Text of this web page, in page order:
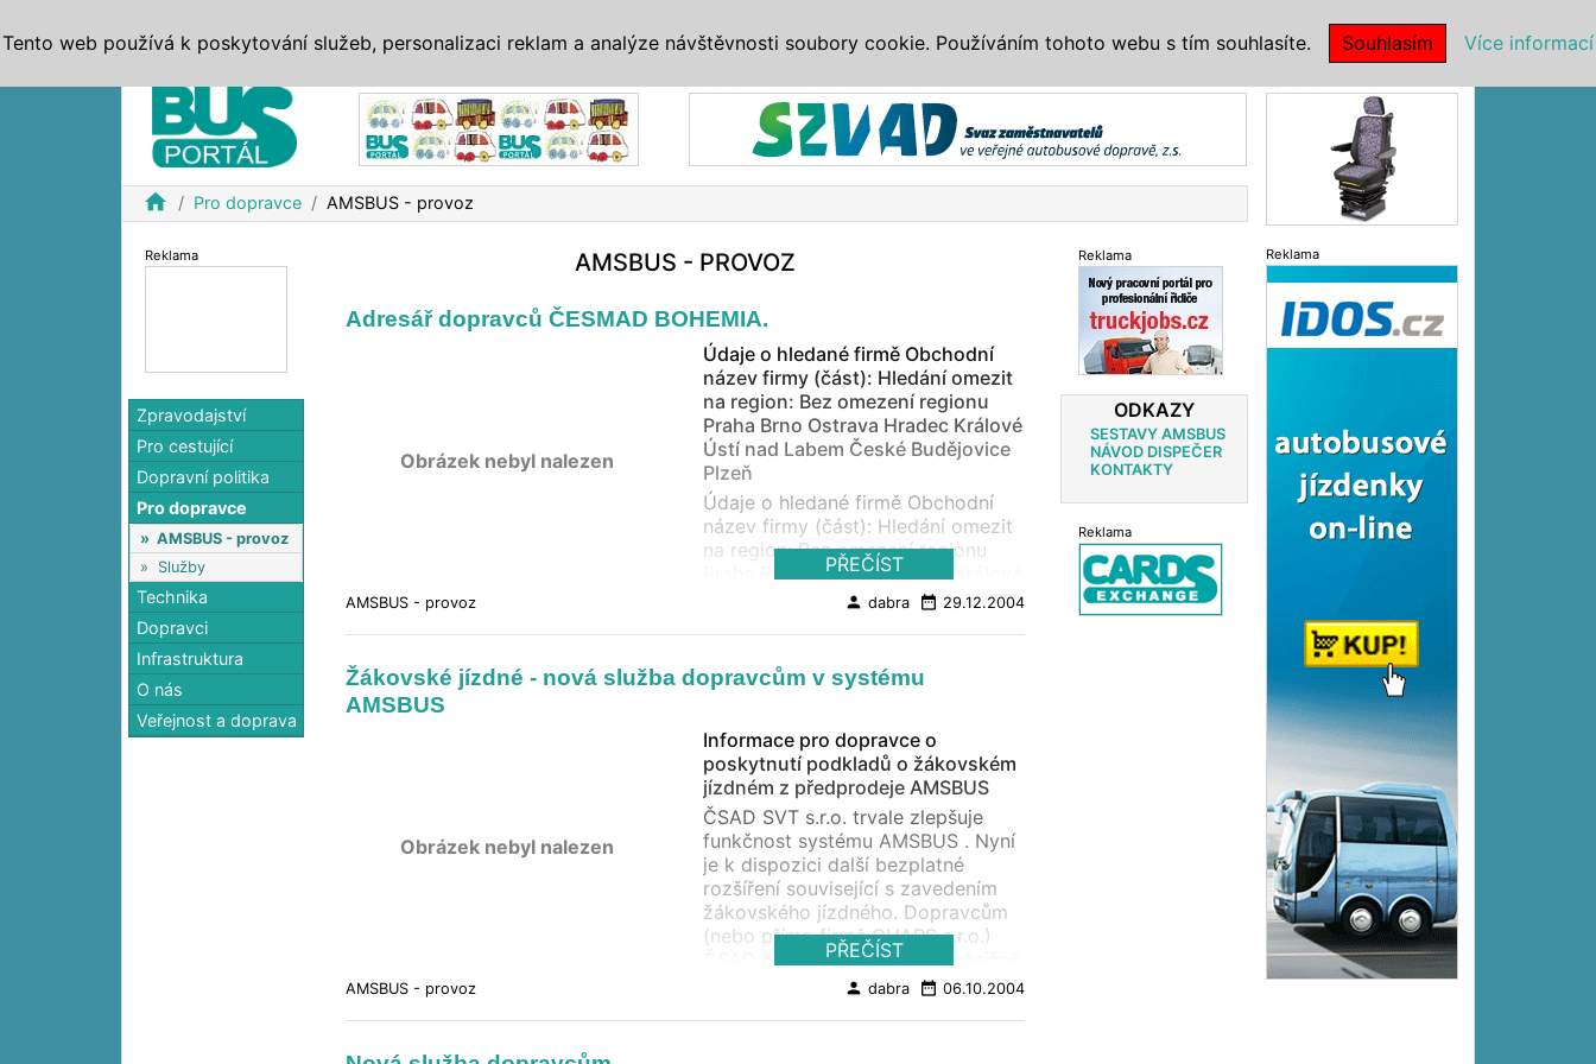
home Pro dopravce AMSBUS - provoz
Reklama
Zpravodajství
Pro cestující
Dopravní politika
Pro dopravce
» AMSBUS - provoz
» Služby
Technika
Dopravci
Infrastruktura
O nás
Veřejnost a doprava
AMSBUS - PROVOZ
Adresář dopravců ČESMAD BOHEMIA.
Obrázek nebyl nalezen
Údaje o hledané firmě Obchodní
název firmy (část): Hledání omezit
na region: Bez omezení regionu
Praha Brno Ostrava Hradec Králové
Ústí nad Labem České Budějovice
Plzeň
Údaje o hledané firmě Obchodní
název firmy (část): Hledání omezit
na region: Bez omezení regionu
Praha Brno Ostrava Hradec Králové
Ústí nad Labem České Budějovice
PŘEČÍST
AMSBUS - provoz person dabra date_range 29.12.2004
Žákovské jízdné - nová služba dopravcům v systému
AMSBUS
Obrázek nebyl nalezen
Informace pro dopravce o
poskytnutí podkladů o žákovském
jízdném z předprodeje AMSBUS
ČSAD SVT s.r.o. trvale zlepšuje
funkčnost systému AMSBUS . Nyní
je k dispozici další bezplatné
rozšíření související s zavedením
žákovského jízdného. Dopravcům
(nebo přímo firmě CHAPS s.r.o.)
ČSAD SVT s.r.o. poskytuje měsíčně
potřebné podklady k vyžádání
PŘEČÍST
AMSBUS - provoz person dabra date_range 06.10.2004
Reklama
ODKAZY
SESTAVY AMSBUS
NÁVOD DISPEČER
KONTAKTY
Reklama
Reklama
Tento web používá k poskytování služeb, personalizaci reklam a analýze návštěvnosti soubory cookie. Používáním tohoto webu s tím souhlasíte. Souhlasím Více informací